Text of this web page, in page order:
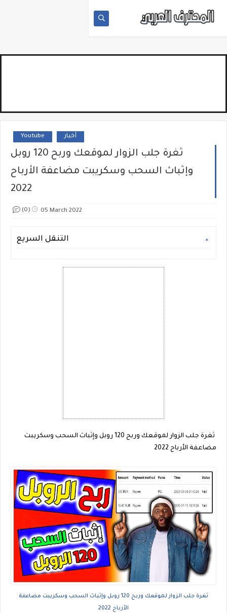
Youtube أخبار
ثغرة جلب الزوار لموقعك وربح 120 روبل
وإثباث السحب وسكريبت مضاعفة الأرباح
2022
05 March 2022
(0)
التنقل السريع
ثغرة جلب الزوار لموقعك وربح 120 روبل وإثباث السحب وسكريبت
مضاعفة الأرباح 2022
ثغرة جلب الزوار لموقعك وربح 120 روبل وإثباث السحب وسكريبت مضاعفة
الأرباح 2022